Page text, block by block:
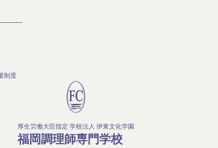
制度
厚生労働大臣指定 学校法人 伊東文化学園
福岡調理師専門学校